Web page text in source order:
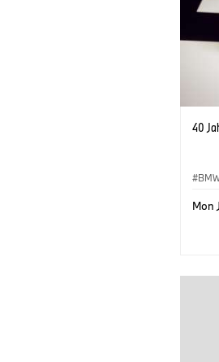
40
Mon